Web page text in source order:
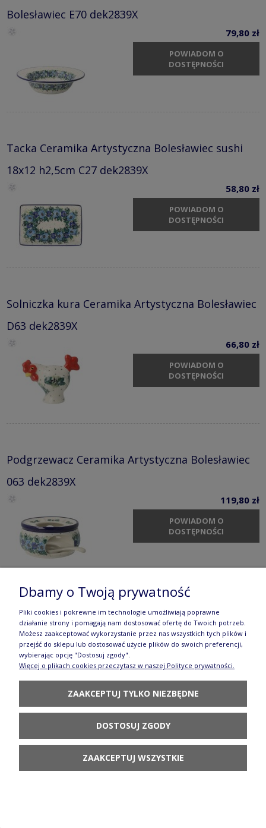
Bolesławiec E70 dek2839X
79,80 zł
POWIADOM O
DOSTĘPNOŚCI
Tacka Ceramika Artystyczna Bolesławiec sushi
18x12 h2,5cm C27 dek2839X
58,80 zł
POWIADOM O
DOSTĘPNOŚCI
Solniczka kura Ceramika Artystyczna Bolesławiec
D63 dek2839X
66,80 zł
POWIADOM O
DOSTĘPNOŚCI
Podgrzewacz Ceramika Artystyczna Bolesławiec
063 dek2839X
119,80 zł
POWIADOM O
DOSTĘPNOŚCI
Półmisek zapiekanka Ceramika Artystyczna
Bolesławiec A59 dek2839X
Dzbanuszek sojowy V 0,2 L Ceramika Artystyczna
Dbamy o Twoją prywatność
Pliki cookies i pokrewne im technologie umożliwiają poprawne
działanie strony i pomagają nam dostosować ofertę do Twoich potrzeb.
Możesz zaakceptować wykorzystanie przez nas wszystkich tych plików i
przejść do sklepu lub dostosować użycie plików do swoich preferencji,
wybierając opcję "Dostosuj zgody".
Więcej o plikach cookies przeczytasz w naszej Polityce prywatności.
ZAAKCEPTUJ TYLKO NIEZBĘDNE
DOSTOSUJ ZGODY
ZAAKCEPTUJ WSZYSTKIE